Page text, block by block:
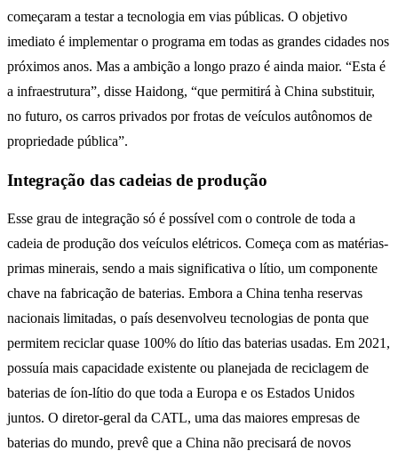
começaram a testar a tecnologia em vias públicas. O objetivo
imediato é implementar o programa em todas as grandes cidades nos
próximos anos. Mas a ambição a longo prazo é ainda maior. “Esta é
a infraestrutura”, disse Haidong, “que permitirá à China substituir,
no futuro, os carros privados por frotas de veículos autônomos de
propriedade pública”.
Integração das cadeias de produção
Esse grau de integração só é possível com o controle de toda a
cadeia de produção dos veículos elétricos. Começa com as matérias-
primas minerais, sendo a mais significativa o lítio, um componente
chave na fabricação de baterias. Embora a China tenha reservas
nacionais limitadas, o país desenvolveu tecnologias de ponta que
permitem reciclar quase 100% do lítio das baterias usadas. Em 2021,
possuía mais capacidade existente ou planejada de reciclagem de
baterias de íon-lítio do que toda a Europa e os Estados Unidos
juntos. O diretor-geral da CATL, uma das maiores empresas de
baterias do mundo, prevê que a China não precisará de novos